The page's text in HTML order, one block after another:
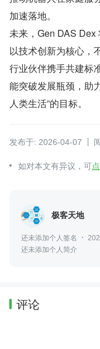
加速落地。
未来，Gen DAS Dex
以技术创新为核心，
行业伙伴携手共建标
能突破发展瓶颈，助
人类生活”的目标。
发布于: 2026-04-07
如对本文有异议，可
极客天地
还未添加个人签名
还未添加个人简介
评论